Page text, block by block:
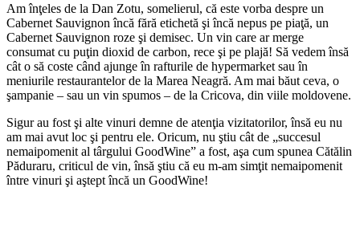
Am înţeles de la Dan Zotu, somelierul, că este vorba despre un
Cabernet Sauvignon încă fără etichetă şi încă nepus pe piaţă, un
Cabernet Sauvignon roze şi demisec. Un vin care ar merge
consumat cu puţin dioxid de carbon, rece şi pe plajă! Să vedem însă
cât o să coste când ajunge în rafturile de hypermarket sau în
meniurile restaurantelor de la Marea Neagră. Am mai băut ceva, o
şampanie – sau un vin spumos – de la Cricova, din viile moldovene.
Sigur au fost şi alte vinuri demne de atenţia vizitatorilor, însă eu nu
am mai avut loc şi pentru ele. Oricum, nu ştiu cât de „succesul
nemaipomenit al târgului GoodWine” a fost, aşa cum spunea Cătălin
Păduraru, criticul de vin, însă ştiu că eu m-am simţit nemaipomenit
între vinuri şi aştept încă un GoodWine!